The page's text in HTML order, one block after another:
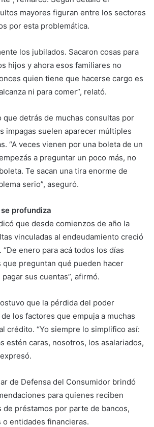
mayores figuran entre los sectores
por esta problemática.
los jubilados. Sacaron cosas para
hijos y ahora esos familiares no
quien tiene que hacerse cargo es
ni para comer”, relató.
que detrás de muchas consultas por
impagas suelen aparecer múltiples
“A veces vienen por una boleta de un
a preguntar un poco más, no
Te sacan una tira enorme de
serio”, aseguró.
profundiza
que desde comienzos de año la
vinculadas al endeudamiento creció
enero para acá todos los días
preguntan qué pueden hacer
sus cuentas”, afirmó.
que la pérdida del poder
los factores que empuja a muchas
crédito. “Yo siempre lo simplifico así:
estén caras, nosotros, los asalariados,
de Defensa del Consumidor brindó
para quienes reciben
préstamos por parte de bancos,
entidades financieras.